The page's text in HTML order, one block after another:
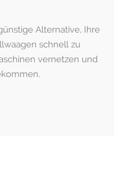
Alternative, Ihre
schnell zu
vernetzen und